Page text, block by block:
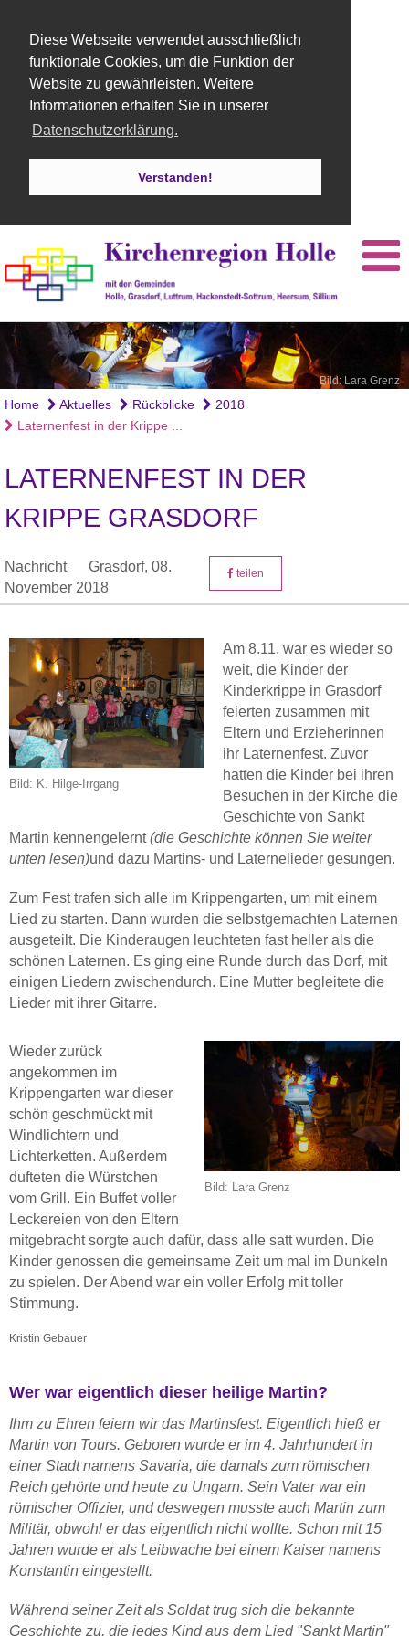
Diese Webseite verwendet ausschließlich
funktionale Cookies, um die Funktion der
Website zu gewährleisten. Weitere
Informationen erhalten Sie in unserer
Datenschutzerklärung.
Verstanden!
Bild: Lara Grenz
Home Aktuelles Rückblicke
2018
Laternenfest in der Krippe ...
LATERNENFEST IN DER
KRIPPE GRASDORF
Nachricht Grasdorf, 08.
November 2018
teilen
Bild: K. Hilge-Irrgang
Am 8.11. war es wieder so
weit, die Kinder der
Kinderkrippe in Grasdorf
feierten zusammen mit
Eltern und Erzieherinnen
ihr Laternenfest. Zuvor
hatten die Kinder bei ihren
Besuchen in der Kirche die
Geschichte von Sankt
Martin kennengelernt(die Geschichte können Sie weiter
unten lesen)und dazu Martins- und Laternelieder gesungen.
Zum Fest trafen sich alle im Krippengarten, um mit einem
Lied zu starten. Dann wurden die selbstgemachten Laternen
ausgeteilt. Die Kinderaugen leuchteten fast heller als die
schönen Laternen. Es ging eine Runde durch das Dorf, mit
einigen Liedern zwischendurch. Eine Mutter begleitete die
Lieder mit ihrer Gitarre.
Bild: Lara Grenz
Wieder zurück
angekommen im
Krippengarten war dieser
schön geschmückt mit
Windlichtern und
Lichterketten. Außerdem
dufteten die Würstchen
vom Grill. Ein Buffet voller
Leckereien von den Eltern
mitgebracht sorgte auch dafür, dass alle satt wurden. Die
Kinder genossen die gemeinsame Zeit um mal im Dunkeln
zu spielen. Der Abend war ein voller Erfolg mit toller
Stimmung.
Kristin Gebauer
Wer war eigentlich dieser heilige Martin?
Ihm zu Ehren feiern wir das Martinsfest. Eigentlich hieß er
Martin von Tours. Geboren wurde er im 4. Jahrhundert in
einer Stadt namens Savaria, die damals zum römischen
Reich gehörte und heute zu Ungarn. Sein Vater war ein
römischer Offizier, und deswegen musste auch Martin zum
Militär, obwohl er das eigentlich nicht wollte. Schon mit 15
Jahren wurde er als Leibwache bei einem Kaiser namens
Konstantin eingestellt.
Während seiner Zeit als Soldat trug sich die bekannte
Geschichte zu, die jedes Kind aus dem Lied "Sankt Martin"